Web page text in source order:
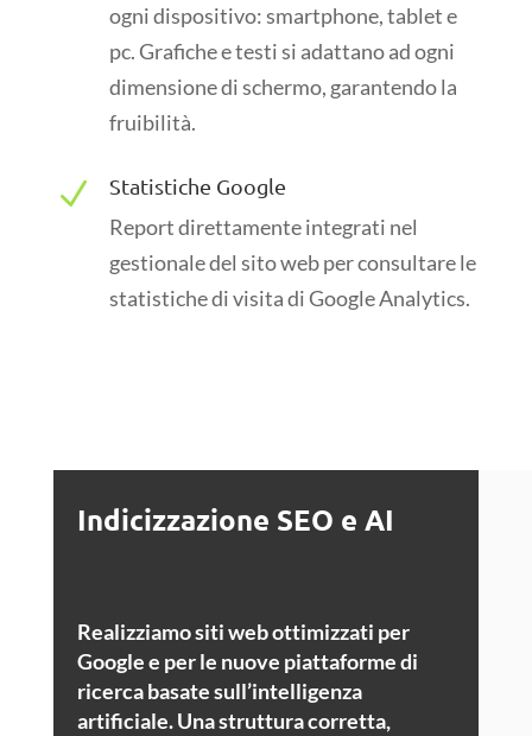
ogni dispositivo: smartphone, tablet e
pc. Grafiche e testi si adattano ad ogni
dimensione di schermo, garantendo la
fruibilità.
N Statistiche Google
Report direttamente integrati nel
gestionale del sito web per consultare le
statistiche di visita di Google Analytics.
Indicizzazione SEO e AI
Realizziamo siti web ottimizzati per
Google e per le nuove piattaforme di
ricerca basate sull’intelligenza
artificiale. Una struttura corretta,